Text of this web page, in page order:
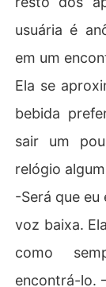
usuária é
em um
Ela se
bebida
sair um
relógio
-Será que eu
voz baixa.
como
encontrá-lo.